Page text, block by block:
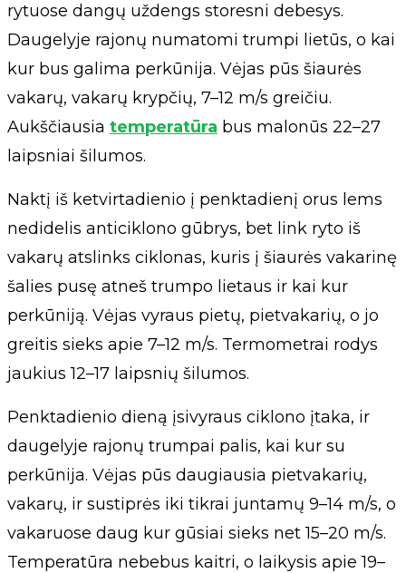
rytuose dangų uždengs storesni debesys.
Daugelyje rajonų numatomi trumpi lietūs, o kai
kur bus galima perkūnija. Vėjas pūs šiaurės
vakarų, vakarų krypčių, 7–12 m/s greičiu.
Aukščiausia temperatūra bus malonūs 22–27
laipsniai šilumos.
Naktį iš ketvirtadienio į penktadienį orus lems
nedidelis anticiklono gūbrys, bet link ryto iš
vakarų atslinks ciklonas, kuris į šiaurės vakarinę
šalies pusę atneš trumpo lietaus ir kai kur
perkūniją. Vėjas vyraus pietų, pietvakarių, o jo
greitis sieks apie 7–12 m/s. Termometrai rodys
jaukius 12–17 laipsnių šilumos.
Penktadienio dieną įsivyraus ciklono įtaka, ir
daugelyje rajonų trumpai palis, kai kur su
perkūnija. Vėjas pūs daugiausia pietvakarių,
vakarų, ir sustiprės iki tikrai juntamų 9–14 m/s, o
vakaruose daug kur gūsiai sieks net 15–20 m/s.
Temperatūra nebebus kaitri, o laikysis apie 19–